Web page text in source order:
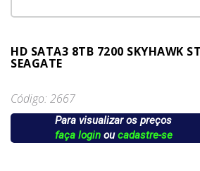
HD SATA3 8TB 7200 SKYHAWK
SEAGATE
Código: 2667
Para visualizar os preços
faça loginoucadastre-se